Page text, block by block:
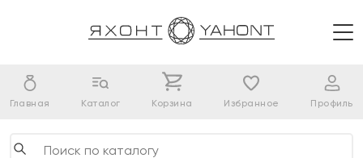
Главная Каталог Корзина Избранное Профиль